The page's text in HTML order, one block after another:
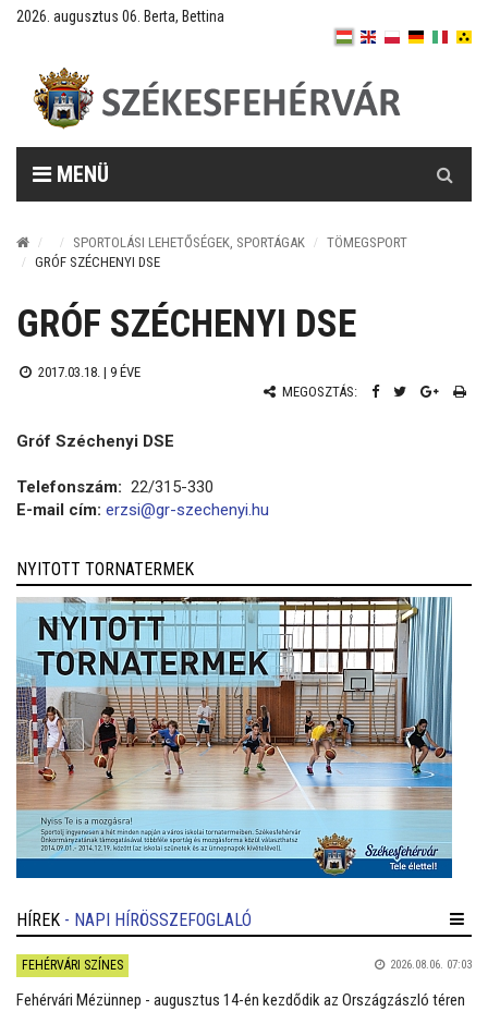
2026. augusztus 06. Berta, Bettina
MENÜ
SPORTOLÁSI LEHETŐSÉGEK, SPORTÁGAK
TÖMEGSPORT
GRÓF SZÉCHENYI DSE
GRÓF SZÉCHENYI DSE
2017.03.18. | 9 ÉVE
MEGOSZTÁS:
Gróf Széchenyi DSE
Telefonszám: 22/315-330
E-mail cím: erzsi@gr-szechenyi.hu
NYITOTT TORNATERMEK
HÍREK - NAPI HÍRÖSSZEFOGLALÓ
FEHÉRVÁRI SZÍNES 2026.08.06. 07:03
Fehérvári Mézünnep - augusztus 14-én kezdődik az Országzászló téren